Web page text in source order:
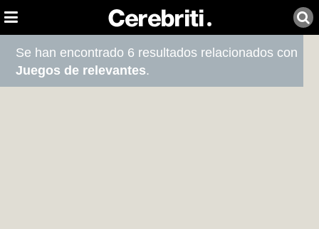
Se han encontrado 6 resultados relacionados con
Juegos de relevantes.